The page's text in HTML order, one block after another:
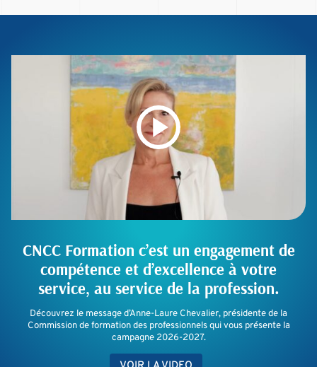
CNCC Formation c’est un engagement de
compétence et d’excellence à votre
service, au service de la profession.
Découvrez le message d’Anne-Laure Chevalier, présidente de la
Commission de formation des professionnels qui vous présente la
campagne 2026-2027.